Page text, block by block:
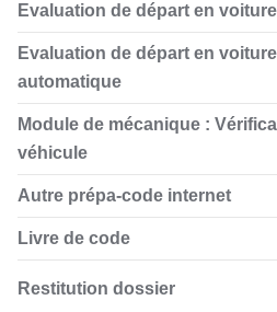
Evaluation de départ en
Evaluation de départ en voiture
automatique
Module de mécanique :
véhicule
Autre prépa-code internet
Livre de code
Restitution dossier